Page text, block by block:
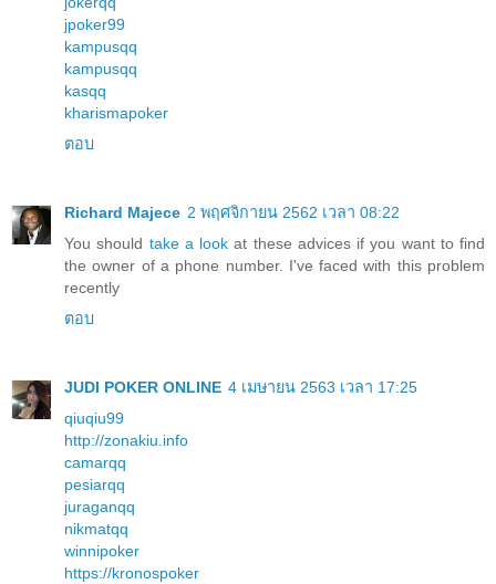
jpoker99
kampusqq
kampusqq
kasqq
kharismapoker
ตอบ
Richard Majece 2 พฤศจิกายน 2562 เวลา 08:22
You should take a look at these advices if you want to find
the owner of a phone number. I've faced with this problem
recently
ตอบ
JUDI POKER ONLINE 4 เมษายน 2563 เวลา 17:25
qiuqiu99
http://zonakiu.info
camarqq
pesiarqq
juraganqq
nikmatqq
winnipoker
https://kronospoker